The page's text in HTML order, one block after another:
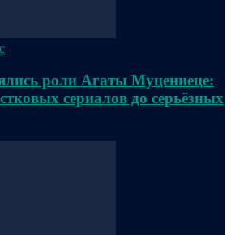
роли Агаты Муцениеце:
сериалов до серьёзных